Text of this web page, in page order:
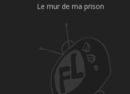
Le mur de ma prison